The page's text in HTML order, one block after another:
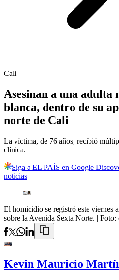
Cali
Asesinan a una adulta
blanca, dentro de su
norte de Cali
La víctima, de 76 años, recibió
clínica.
Siga a EL PAÍS en Google
noticias
El homicidio se registró este viernes
sobre la Avenida Sexta Norte. | Foto:
Kevin Mauricio